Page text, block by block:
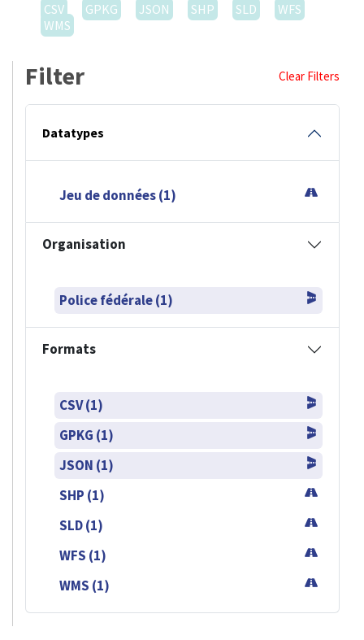
CSV
GPKG JSON SHP SLD
WFS
WMS
Filter Clear Filters
Datatypes
Jeu de données (1)
Organisation
Police fédérale (1)
Formats
CSV (1)
GPKG (1)
JSON (1)
SHP (1)
SLD (1)
WFS (1)
WMS (1)